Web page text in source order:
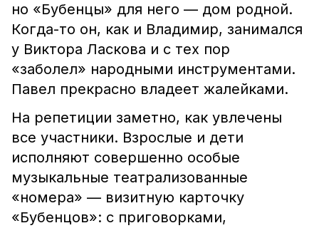
но «Бубенцы» для него — дом родной.
Когда-то он, как и Владимир, занимался
у Виктора Ласкова и с тех пор
«заболел» народными инструментами.
Павел прекрасно владеет жалейками.
На репетиции заметно, как увлечены
все участники. Взрослые и дети
исполняют совершенно особые
музыкальные театрализованные
«номера» — визитную карточку
«Бубенцов»: с приговорками,